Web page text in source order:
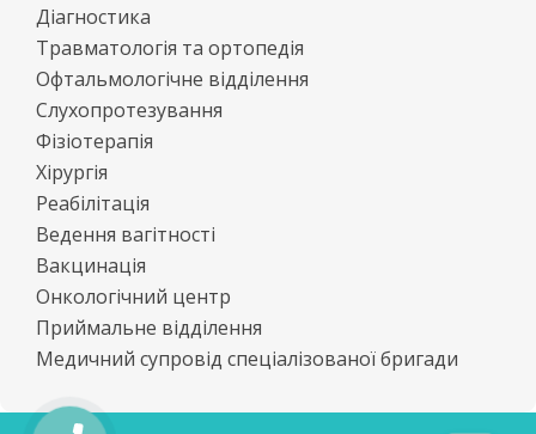
Діагностика
Травматологія та ортопедія
Офтальмологічне відділення
Слухопротезування
Фізіотерапія
Хірургія
Реабілітація
Ведення вагітності
Вакцинація
Онкологічний центр
Приймальне відділення
Медичний супровід спеціалізованої бригади